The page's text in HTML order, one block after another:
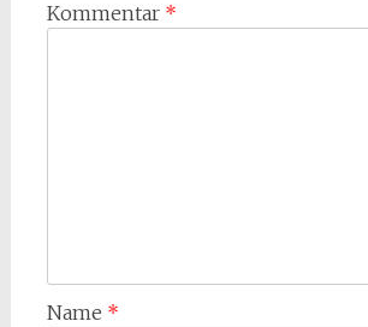
Kommentar *
Name *